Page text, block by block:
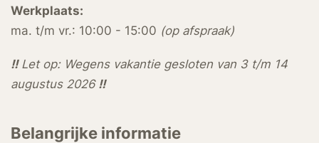
Werkplaats:
ma. t/m vr.: 10:00 - 15:00 (op afspraak)
!!Let op: Wegens vakantie gesloten van 3 t/m 14
augustus 2026 !!
Belangrijke informatie